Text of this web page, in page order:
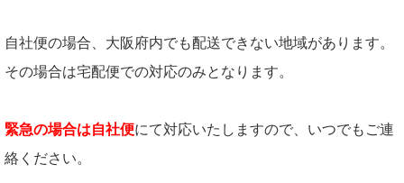
自社便の場合、大阪府内でも配送できない地域があります。
その場合は宅配便での対応のみとなります。
緊急の場合は自社便にて対応いたしますので、いつでもご連
絡ください。